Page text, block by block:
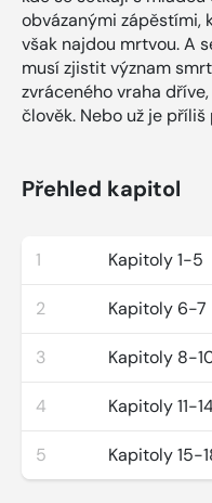
obvázanými zápěstími,
však najdou mrtvou. A
musí zjistit význam
zvráceného vraha
člověk. Nebo už je
Přehled kapitol
1 Kapitoly 1-5
2 Kapitoly 6-7
3 Kapitoly 8-
4 Kapitoly 11-
5 Kapitoly 15-